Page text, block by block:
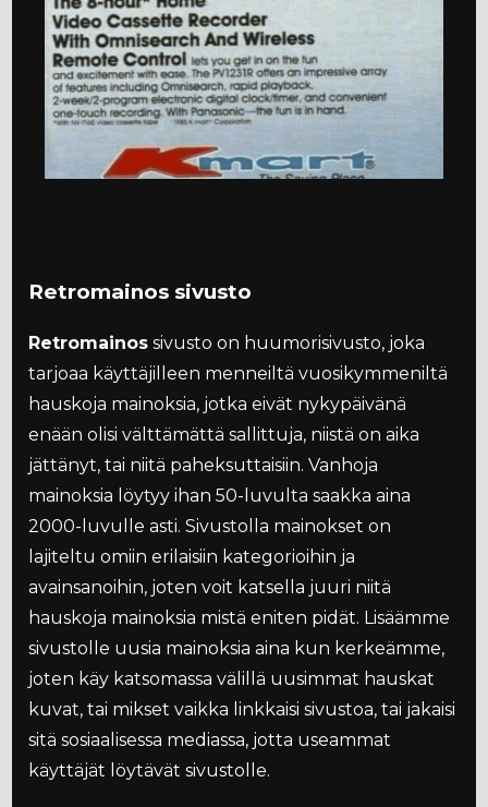
Retromainos sivusto
Retromainos sivusto on huumorisivusto, joka
tarjoaa käyttäjilleen menneiltä vuosikymmeniltä
hauskoja mainoksia, jotka eivät nykypäivänä
enään olisi välttämättä sallittuja, niistä on aika
jättänyt, tai niitä paheksuttaisiin. Vanhoja
mainoksia löytyy ihan 50-luvulta saakka aina
2000-luvulle asti. Sivustolla mainokset on
lajiteltu omiin erilaisiin kategorioihin ja
avainsanoihin, joten voit katsella juuri niitä
hauskoja mainoksia mistä eniten pidät. Lisäämme
sivustolle uusia mainoksia aina kun kerkeämme,
joten käy katsomassa välillä uusimmat hauskat
kuvat, tai mikset vaikka linkkaisi sivustoa, tai jakaisi
sitä sosiaalisessa mediassa, jotta useammat
käyttäjät löytävät sivustolle.